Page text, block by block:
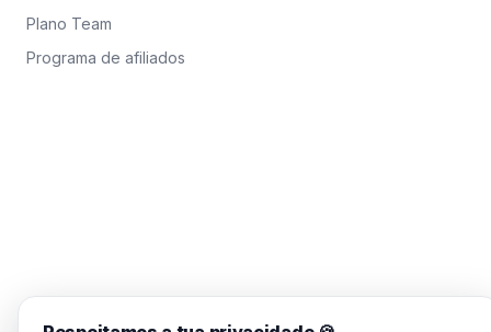
Plano Team
Programa de afiliados